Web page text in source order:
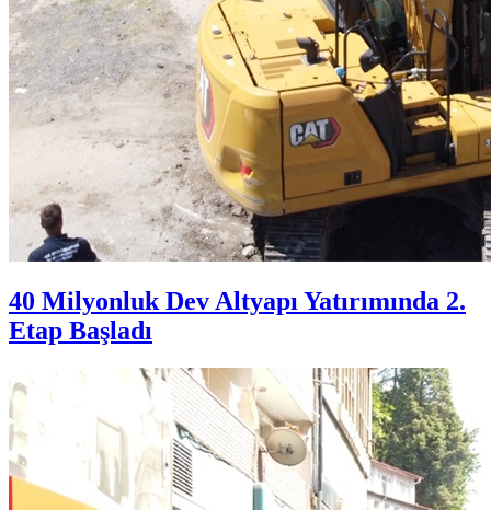
40 Milyonluk Dev Altyapı Yatırımında 2.
Etap Başladı